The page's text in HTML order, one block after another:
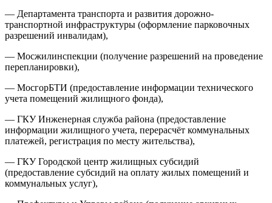
— Департамента транспорта и развития дорожно-
транспортной инфраструктуры (оформление парковочных
разрешений инвалидам),
— Мосжилинспекции (получение разрешений на проведение
перепланировки),
— МосгорБТИ (предоставление информации технического
учета помещений жилищного фонда),
— ГКУ Инженерная служба района (предоставление
информации жилищного учета, перерасчёт коммунальных
платежей, регистрация по месту жительства),
— ГКУ Городской центр жилищных субсидий
(предоставление субсидий на оплату жилых помещений и
коммунальных услуг),